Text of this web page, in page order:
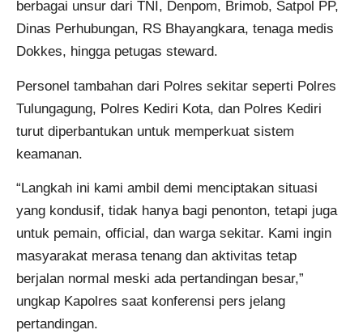
berbagai unsur dari TNI, Denpom, Brimob, Satpol PP,
Dinas Perhubungan, RS Bhayangkara, tenaga medis
Dokkes, hingga petugas steward.
Personel tambahan dari Polres sekitar seperti Polres
Tulungagung, Polres Kediri Kota, dan Polres Kediri
turut diperbantukan untuk memperkuat sistem
keamanan.
“Langkah ini kami ambil demi menciptakan situasi
yang kondusif, tidak hanya bagi penonton, tetapi juga
untuk pemain, official, dan warga sekitar. Kami ingin
masyarakat merasa tenang dan aktivitas tetap
berjalan normal meski ada pertandingan besar,”
ungkap Kapolres saat konferensi pers jelang
pertandingan.